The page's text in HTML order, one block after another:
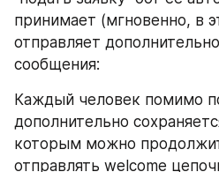
принимает (мгновенно, в
отправляет
сообщения:
Каждый человек помимо
дополнительно
которым можно
отправлять welcome